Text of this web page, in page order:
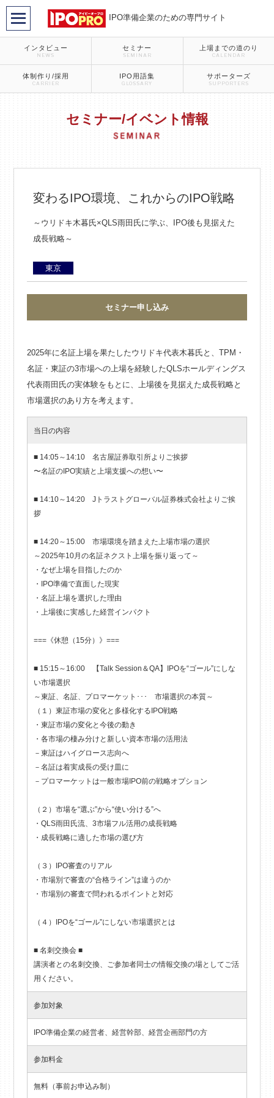
IPO準備企業のための専門サイト
インタビュー
NEWS
セミナー
SEMINAR
上場までの道のり
CALENDAR
体制作り/採用
CARRIER
IPO用語集
GLOSSARY
サポーターズ
SUPPORTERS
セミナー/イベント情報
変わるIPO環境、これからのIPO戦略
～ウリドキ木暮氏×QLS雨田氏に学ぶ、IPO後も見据えた
成長戦略～
東京
セミナー申し込み
2025年に名証上場を果たしたウリドキ代表木暮氏と、TPM・
名証・東証の3市場への上場を経験したQLSホールディングス
代表雨田氏の実体験をもとに、上場後を見据えた成長戦略と
市場選択のあり方を考えます。
当日の内容
■ 14:05～14:10 名古屋証券取引所よりご挨拶
〜名証のIPO実績と上場支援への想い〜
■ 14:10～14:20 Jトラストグローバル証券株式会社よりご挨
拶
■ 14:20～15:00 市場環境を踏まえた上場市場の選択
～2025年10月の名証ネクスト上場を振り返って～
・なぜ上場を目指したのか
・IPO準備で直面した現実
・名証上場を選択した理由
・上場後に実感した経営インパクト
===《休憩（15分）》===
■ 15:15～16:00 【Talk Session＆QA】IPOを“ゴール”にしな
い市場選択
～東証、名証、プロマーケット･･･ 市場選択の本質～
（１）東証市場の変化と多様化するIPO戦略
・東証市場の変化と今後の動き
・各市場の棲み分けと新しい資本市場の活用法
－東証はハイグロース志向へ
－名証は着実成長の受け皿に
－プロマーケットは一般市場IPO前の戦略オプション
（２）市場を“選ぶ”から“使い分ける”へ
・QLS雨田氏流、3市場フル活用の成長戦略
・成長戦略に適した市場の選び方
（３）IPO審査のリアル
・市場別で審査の“合格ライン”は違うのか
・市場別の審査で問われるポイントと対応
（４）IPOを“ゴール”にしない市場選択とは
■ 名刺交換会 ■
講演者との名刺交換、ご参加者同士の情報交換の場としてご活
用ください。
参加対象
IPO準備企業の経営者、経営幹部、経営企画部門の方
参加料金
無料（事前お申込み制）